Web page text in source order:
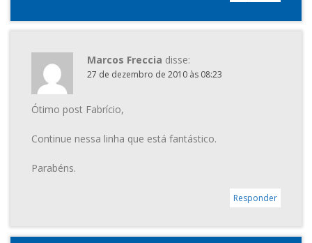
Marcos Freccia disse:
27 de dezembro de 2010 às 08:23
Ótimo post Fabrício,
Continue nessa linha que está fantástico.
Parabéns.
Responder